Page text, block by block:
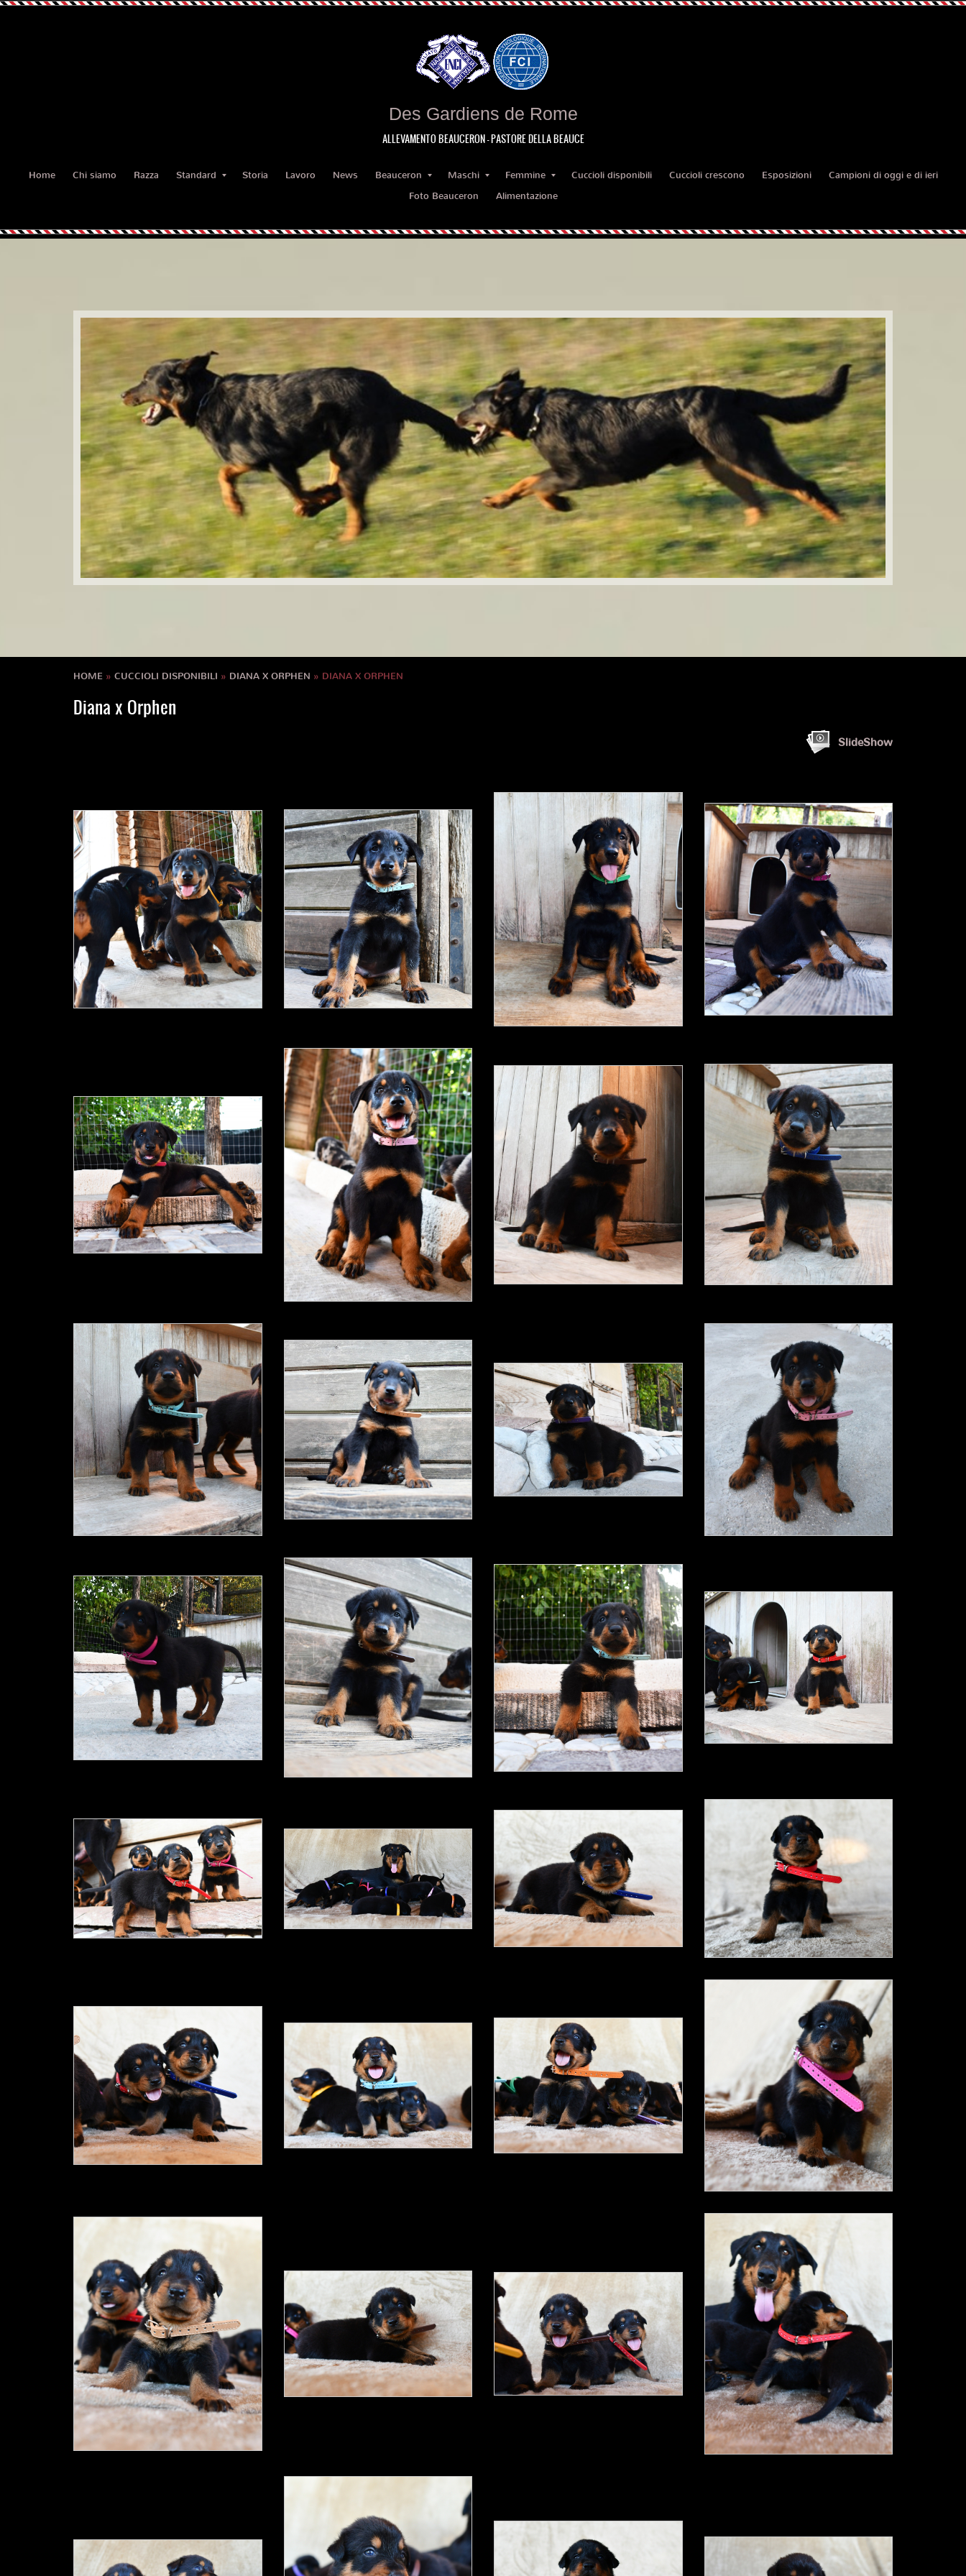
Des Gardiens de Rome
ALLEVAMENTO BEAUCERON - PASTORE DELLA BEAUCE
Home Chi siamo Razza Standard Storia Lavoro News Beauceron Maschi Femmine Cuccioli disponibili Cuccioli crescono Esposizioni
Campioni di oggi e di ieri
Foto Beauceron
Alimentazione
HOME » CUCCIOLI DISPONIBILI » DIANA X ORPHEN » DIANA X ORPHEN
Diana x Orphen
SlideShow